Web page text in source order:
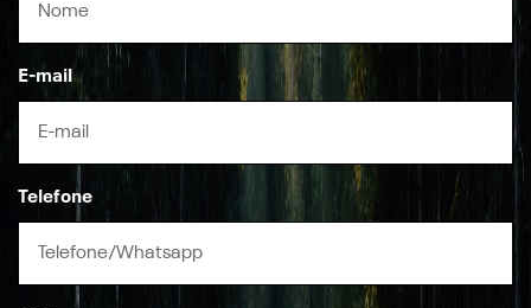
E-mail
Telefone